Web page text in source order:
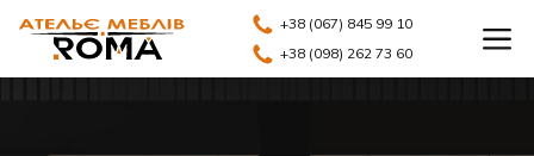
+38 (067) 845 99 10
+38 (098) 262 73 60